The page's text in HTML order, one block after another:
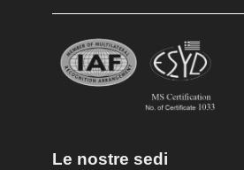
Le nostre sedi